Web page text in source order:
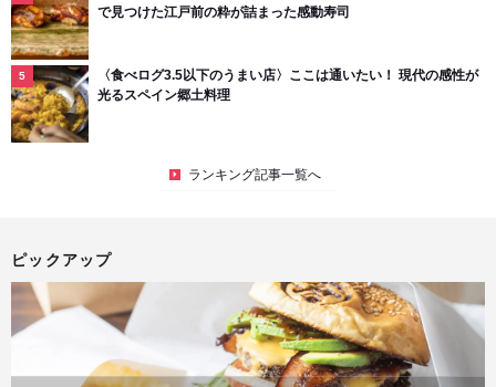
で見つけた江戸前の粋が詰まった感動寿司
〈食べログ3.5以下のうまい店〉ここは通いたい！ 現代の感性が
光るスペイン郷土料理
ランキング記事一覧へ
ピックアップ